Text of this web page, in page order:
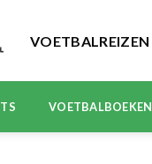
VOETBALREIZEN
VOETBALBOEKEN